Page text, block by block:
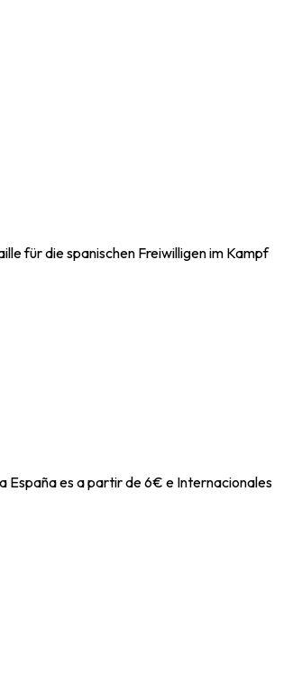
für die spanischen Freiwilligen im Kampf
España es a partir de 6€ e Internacionales